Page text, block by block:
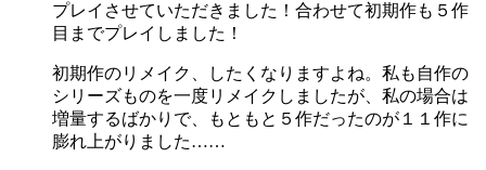
プレイさせていただきました！合わせて初期作も５作
目までプレイしました！
初期作のリメイク、したくなりますよね。私も自作の
シリーズものを一度リメイクしましたが、私の場合は
増量するばかりで、もともと５作だったのが１１作に
膨れ上がりました……